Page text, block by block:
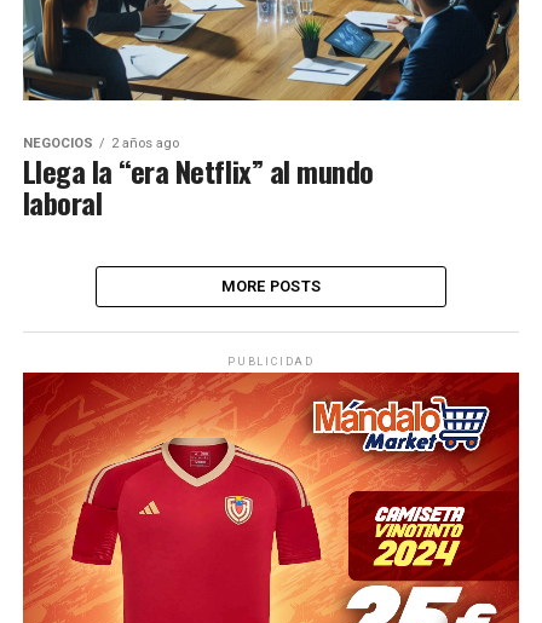
NEGOCIOS 2 años ago
Llega la “era Netflix” al mundo
laboral
MORE POSTS
PUBLICIDAD